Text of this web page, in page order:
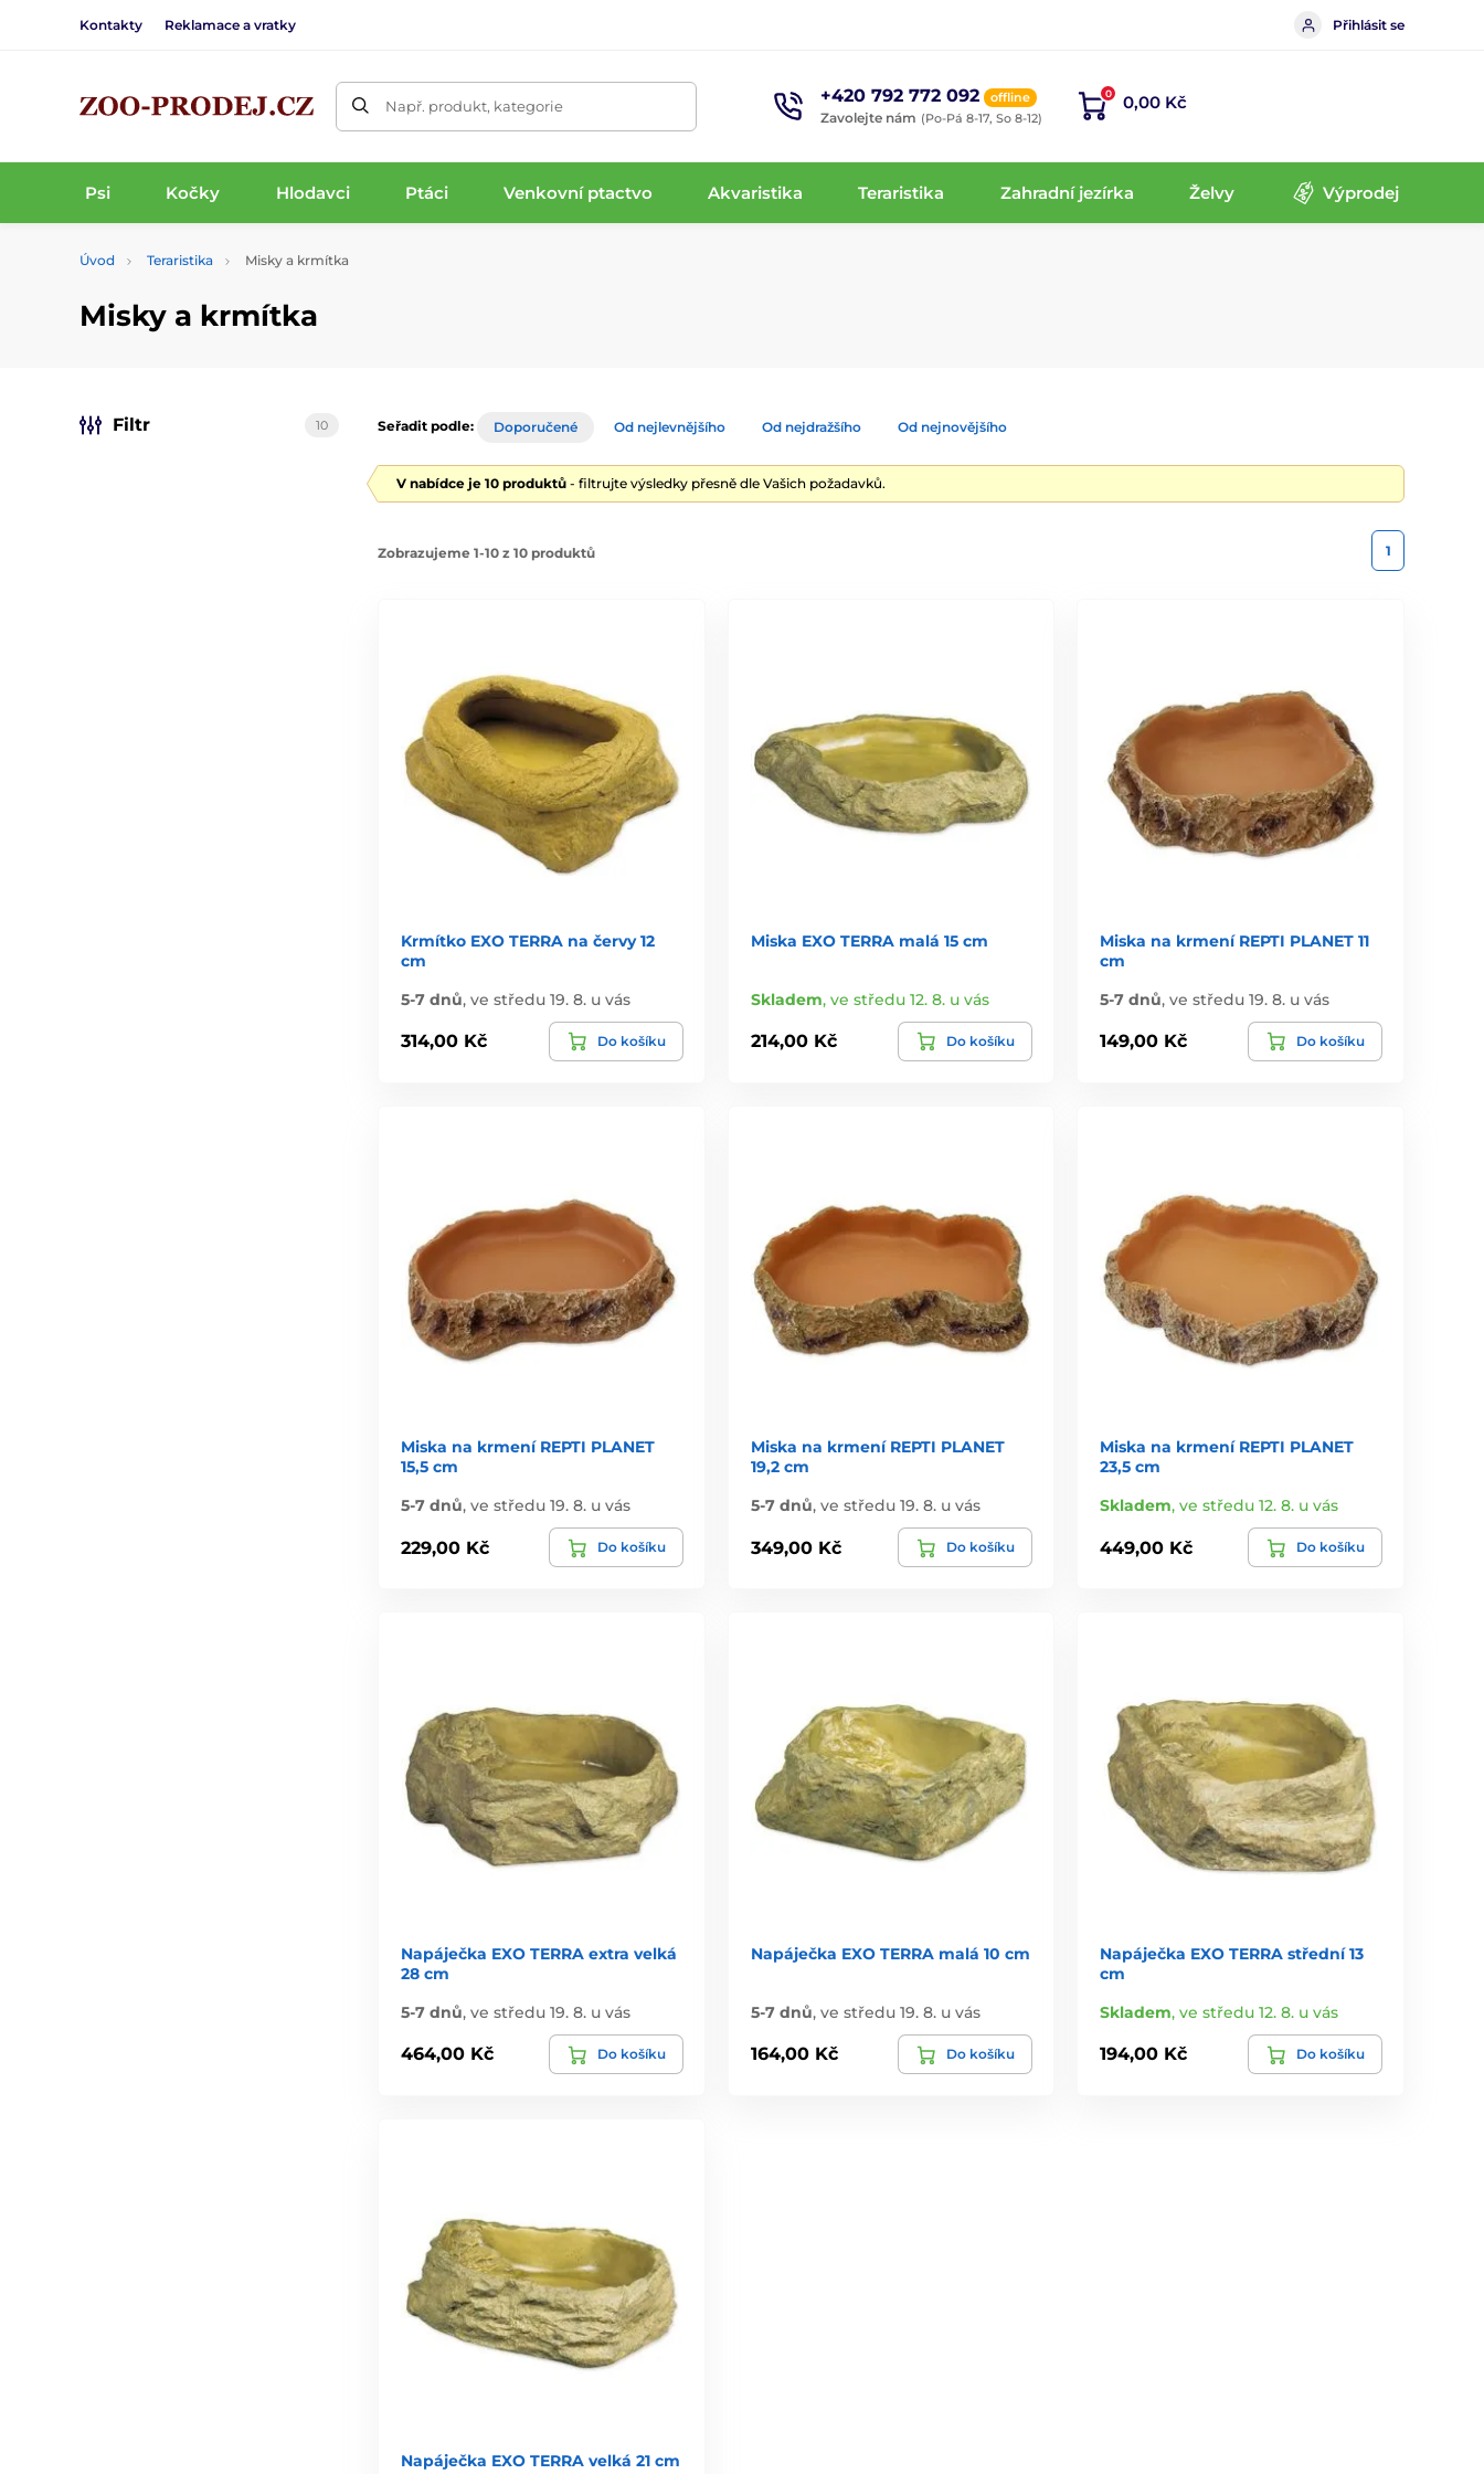
Kontakty Reklamace a vratky Přihlásit se
Např. produkt, kategorie +420 792 772 092 offline
Zavolejte nám (Po-Pá 8-17, So 8-12)
0 0,00 Kč
Psi Kočky Hlodavci Ptáci Venkovní ptactvo Akvaristika Teraristika Zahradní jezírka Želvy Výprodej
Úvod Teraristika Misky a krmítka
Misky a krmítka
Filtr 10 Seřadit podle: Doporučené Od nejlevnějšího Od nejdražšího Od nejnovějšího
V nabídce je 10 produktů - filtrujte výsledky přesně dle Vašich požadavků.
Zobrazujeme 1-10 z 10 produktů 1
Krmítko EXO TERRA na červy 12
cm
5-7 dnů, ve středu 19. 8. u vás
314,00 Kč Do košíku
Miska EXO TERRA malá 15 cm
Skladem, ve středu 12. 8. u vás
214,00 Kč Do košíku
Miska na krmení REPTI PLANET 11
cm
5-7 dnů,ve středu 19. 8. u vás
149,00 Kč Do košíku
Miska na krmení REPTI PLANET
15,5 cm
5-7 dnů, ve středu 19. 8. u vás
229,00 Kč Do košíku
Miska na krmení REPTI PLANET
19,2 cm
5-7 dnů, ve středu 19. 8. u vás
349,00 Kč Do košíku
Miska na krmení REPTI PLANET
23,5 cm
Skladem,ve středu 12. 8. u vás
449,00 Kč Do košíku
Napáječka EXO TERRA extra velká
28 cm
5-7 dnů, ve středu 19. 8. u vás
464,00 Kč Do košíku
Napáječka EXO TERRA malá 10 cm
5-7 dnů, ve středu 19. 8. u vás
164,00 Kč Do košíku
Napáječka EXO TERRA střední 13
cm
Skladem,ve středu 12. 8. u vás
194,00 Kč Do košíku
Napáječka EXO TERRA velká 21 cm